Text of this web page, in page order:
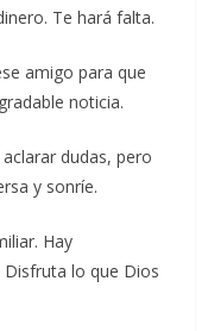
Te hará falta.
amigo para que
noticia.
dudas, pero
y sonríe.
Hay
lo que Dios